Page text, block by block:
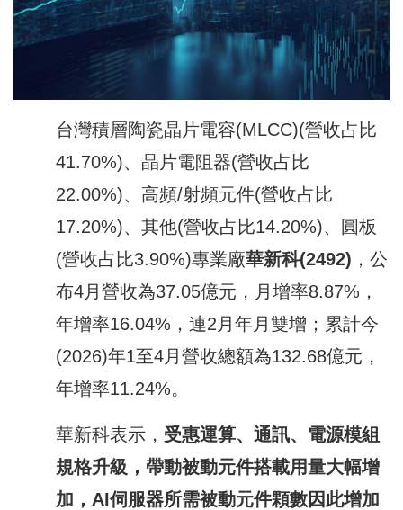
台灣積層陶瓷晶片電容(MLCC)(營收占比
41.70%)、晶片電阻器(營收占比
22.00%)、高頻/射頻元件(營收占比
17.20%)、其他(營收占比14.20%)、圓板
(營收占比3.90%)專業廠華新科(2492) ，公
布4月營收為37.05億元，月增率8.87%，
年增率16.04%，連2月年月雙增；累計今
(2026)年1至4月營收總額為132.68億元，
年增率11.24%。
華新科表示， 受惠運算、通訊、電源模組
規格升級，帶動被動元件搭載用量大幅增
加， AI伺服器所需被動元件顆數因此增加